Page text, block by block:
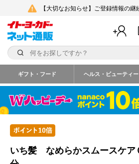
【大切なお知らせ】ご登録情報の
ギフト・フード ヘルス・ビューティー
いち髪 なめらかスムースケ